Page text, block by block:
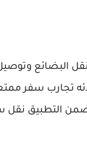
البضائع وتوصيل
تجارب سفر
ويضمن التطبيق